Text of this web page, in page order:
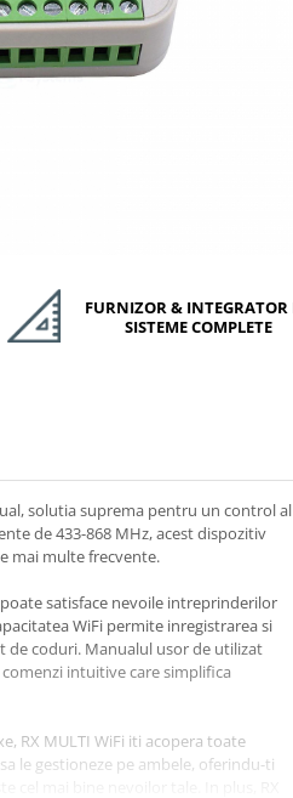
FURNIZOR & INTEGRATOR
SISTEME COMPLETE
solutia suprema pentru un control al
de 433-868 MHz, acest dispozitiv
mai multe frecvente.
satisface nevoile intreprinderilor
WiFi permite inregistrarea si
de coduri. Manualul usor de utilizat
intuitive care simplifica
RX MULTI WiFi iti acopera toate
le gestioneze pe ambele, oferindu-ti